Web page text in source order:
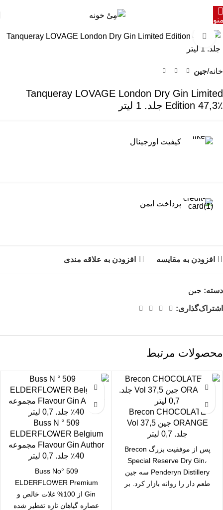
برای بزرگنمایی کلیک کنید
خانه جین
Tanqueray LOVAGE London Dry Gin Limited
Edition 47,3٪ جلد. 1 لیتر
کیفیت اورجینال
پرداخت ایمن
افزودن به مقایسه افزودن به علاقه مندی
دسته: جین
اشتراک‌گذاری:
محصولات مرتبط
Brecon CHOCOLATE
ORANGE جین 37,5 Vol
جلد. 0,7 لیتر
پس از موفقیت بزرگ Brecon
Special Reserve Dry Gin،
Penderyn Distillery سه جین
طعم دار را روانه بازار کرد. بر
Buss N ° 509
ELDERFLOWER Belgium
Flavour Gin Author مجموعه
40٪ جلد. 0,7 لیتر
Buss No° 509
ELDERFLOWER Premium
Gin از 100% غلات خالص و
عصاره گیاهان تازه تقطیر شده